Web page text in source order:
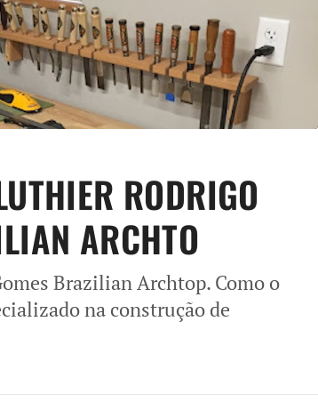
RODRIGO
ARCHTO
Brazilian Archtop. Como o
na construção de